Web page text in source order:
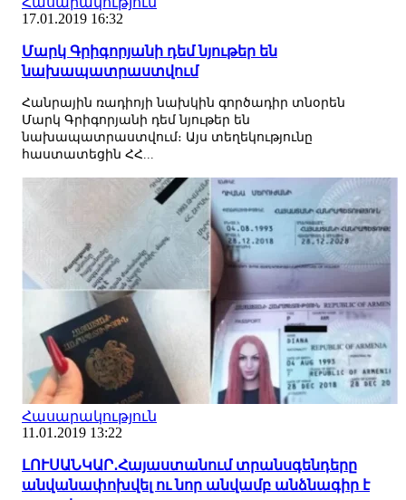
17.01.2019 16:32
Մարկ Գրիգորյանի դեմ նյութեր են
նախապատրաստվում
Հանրային ռադիոյի նախկին գործադիր տնօրեն
Մարկ Գրիգորյանի դեմ նյութեր են
նախապատրաստվում։ Այս տեղեկությունը
հաստատեցին ՀՀ...
Հասարակություն
11.01.2019 13:22
ԼՈՒՍԱՆԿԱՐ․Հայաստանում տրանսգենդերը
անվանափոխվել ու նոր անվամբ անձնագիր է